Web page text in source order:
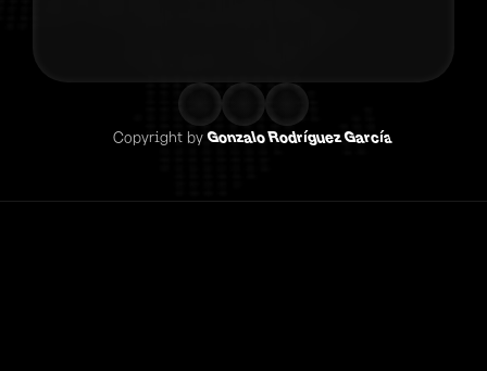
Copyright by Gonzalo Rodríguez García